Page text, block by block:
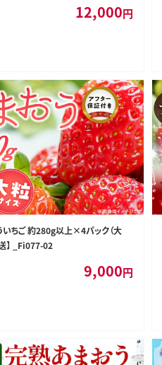
12,000円
ちご 約280g以上×4パック（大
】 _Fi077-02
9,000円